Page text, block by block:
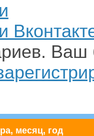
Ваш
месяц, год